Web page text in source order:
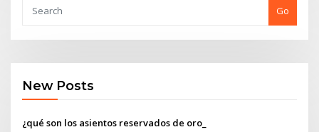
Go
New Posts
¿qué son los asientos reservados de oro_